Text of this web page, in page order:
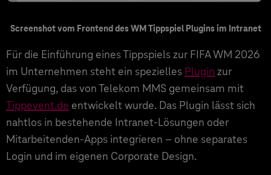
Screenshot vom Frontend des WM Tippspiel Plugins im Intranet
Für die Einführung eines Tippspiels zur FIFA WM 2026
im Unternehmen steht ein spezielles Plugin zur
Verfügung, das von Telekom MMS gemeinsam mit
Tippevent.de entwickelt wurde. Das Plugin lässt sich
nahtlos in bestehende Intranet-Lösungen oder
Mitarbeitenden-Apps integrieren – ohne separates
Login und im eigenen Corporate Design.